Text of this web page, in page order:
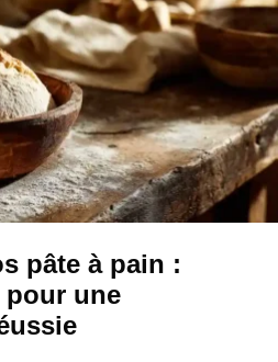
pâte à pain :
une